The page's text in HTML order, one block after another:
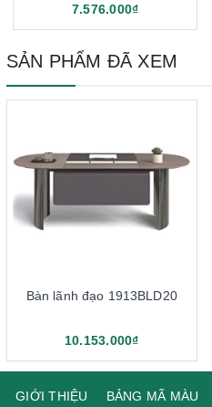
7.576.000₫
SẢN PHẨM ĐÃ XEM
Bàn lãnh đạo 1913BLD20
10.153.000₫
GIỚI THIỆU BẢNG MÃ MÀU